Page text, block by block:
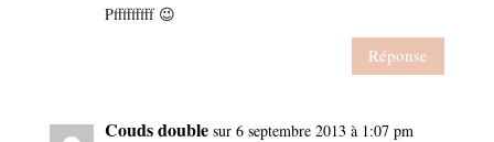
Pfffffffff 😉
Réponse
Couds double sur 6 septembre 2013 à 1:07 pm